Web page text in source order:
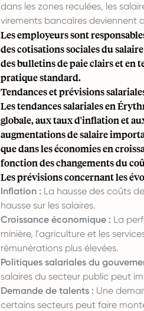
dans les zones reculées, les
virements bancaires deviennent
Les employeurs sont
des cotisations sociales du
des bulletins de paie clairs et en
pratique standard.
Tendances et prévisions
Les tendances salariales en
globale, aux taux d'inflation et
augmentations de salaire
que dans les économies en
fonction des changements du
Les prévisions concernant les
Inflation : La hausse des coûts
hausse sur les salaires.
Croissance économique : La
minière, l'agriculture et les
rémunérations plus élevées.
Politiques salariales du
salaires du secteur public peut
Demande de talents : Une
certains secteurs peut faire